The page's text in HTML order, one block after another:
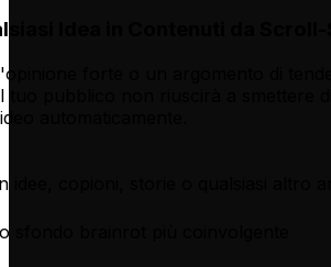
Idea in Contenuti da Scroll-
forte o un argomento di
tuo pubblico non riuscirà a smettere
automaticamente.
idee, copioni, storie o qualsiasi altro
sfondo brainrot più coinvolgente